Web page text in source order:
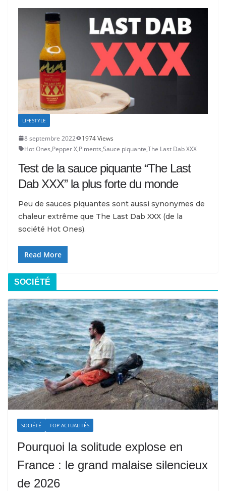
LIFESTYLE
8 septembre 2022
1974 Views
Hot Ones,Pepper X,Piments,Sauce piquante,The Last Dab XXX
Test de la sauce piquante “The Last
Dab XXX” la plus forte du monde
Peu de sauces piquantes sont aussi synonymes de
chaleur extrême que The Last Dab XXX (de la
société Hot Ones).
Read More
SOCIÉTÉ
SOCIÉTÉ TOP ACTUALITÉS
Pourquoi la solitude explose en
France : le grand malaise silencieux
de 2026